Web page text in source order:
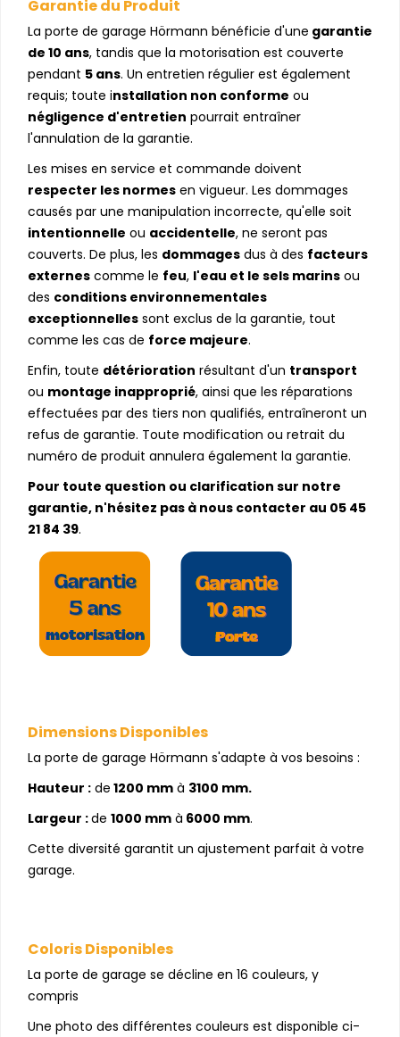
Garantie du Produit
La porte de garage Hörmann bénéficie d'une garantie
de 10 ans, tandis que la motorisation est couverte
pendant 5 ans. Un entretien régulier est également
requis; toute installation non conforme ou
négligence d'entretien pourrait entraîner
l'annulation de la garantie.
Les mises en service et commande doivent
respecter les normes en vigueur. Les dommages
causés par une manipulation incorrecte, qu'elle soit
intentionnelle ou accidentelle, ne seront pas
couverts. De plus, les dommages dus à des facteurs
externes comme le feu, l'eau et le sels marins ou
des conditions environnementales
exceptionnelles sont exclus de la garantie, tout
comme les cas de force majeure.
Enfin, toute détérioration résultant d'un transport
ou montage inapproprié, ainsi que les réparations
effectuées par des tiers non qualifiés, entraîneront un
refus de garantie. Toute modification ou retrait du
numéro de produit annulera également la garantie.
Pour toute question ou clarification sur notre
garantie, n'hésitez pas à nous contacter au 05 45
21 84 39.
Dimensions Disponibles
La porte de garage Hörmann s'adapte à vos besoins :
Hauteur : de 1200 mm à 3100 mm.
Largeur :de 1000 mm à 6000 mm.
Cette diversité garantit un ajustement parfait à votre
garage.
Coloris Disponibles
La porte de garage se décline en 16 couleurs, y
compris
Une photo des différentes couleurs est disponible ci-